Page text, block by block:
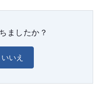
ましたか？
いいえ